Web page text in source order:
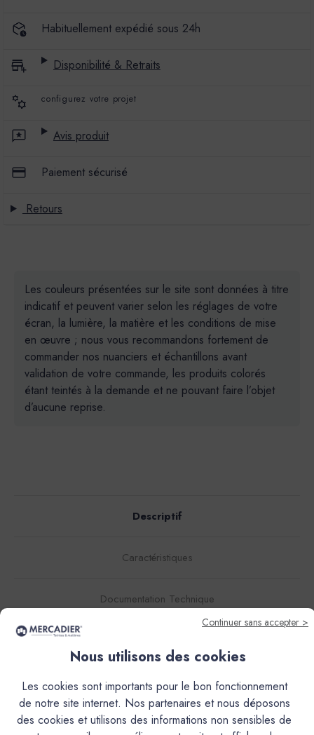
Habituellement expédié sous 24h
Disponibilité & Retraits
configurez votre projet
Avis produit
Paiement sécurisé
Retours
Les couleurs présentées sur le site sont données à titre
indicatif et peuvent varier selon les réglages de votre
écran, la lumière, la matière et les conditions de mise
en œuvre ; nous vous recommandons fortement de
commander nos nuanciers et échantillons avant
validation de votre commande, les produits colorés
étant teintés à la demande et ne pouvant faire l’objet
d’aucune reprise.
Descriptif
Caractéristiques
Documentation Technique
finition, teinté dans la masse, à grain très fin.Il s'obtient par
le mélange d'une poudre et d'une résine liquide. Ses
qualités d'accroche exceptionnelles, sans primaire, sur la
Continuer sans accepter >
Nous utilisons des cookies
Les cookies sont importants pour le bon fonctionnement
de notre site internet. Nos partenaires et nous déposons
des cookies et utilisons des informations non sensibles de